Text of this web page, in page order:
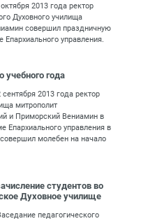
2013 года ректор
Духовного училища
совершил праздничную
управления.
учебного года
2013 года ректор
митрополит
и Приморский Вениамин в
Епархиального управления в
молебен на начало
студентов во
Духовное училище
педагогического